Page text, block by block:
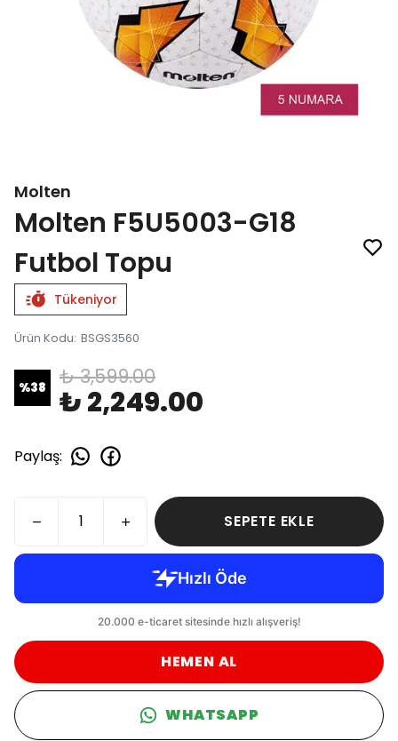
Molten
Molten F5U5003-G18
Futbol Topu
Tükeniyor
Ürün Kodu: BSGS3560
%38 ₺ 3,599.00
₺ 2,249.00
Paylaş:
SEPETE EKLE
HEMEN AL
WHATSAPP